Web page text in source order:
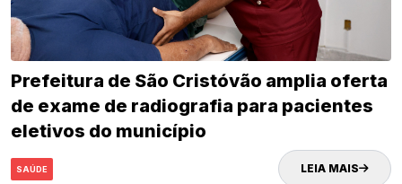
Prefeitura de São Cristóvão amplia oferta
de exame de radiografia para pacientes
eletivos do município
SAÚDE LEIA MAIS